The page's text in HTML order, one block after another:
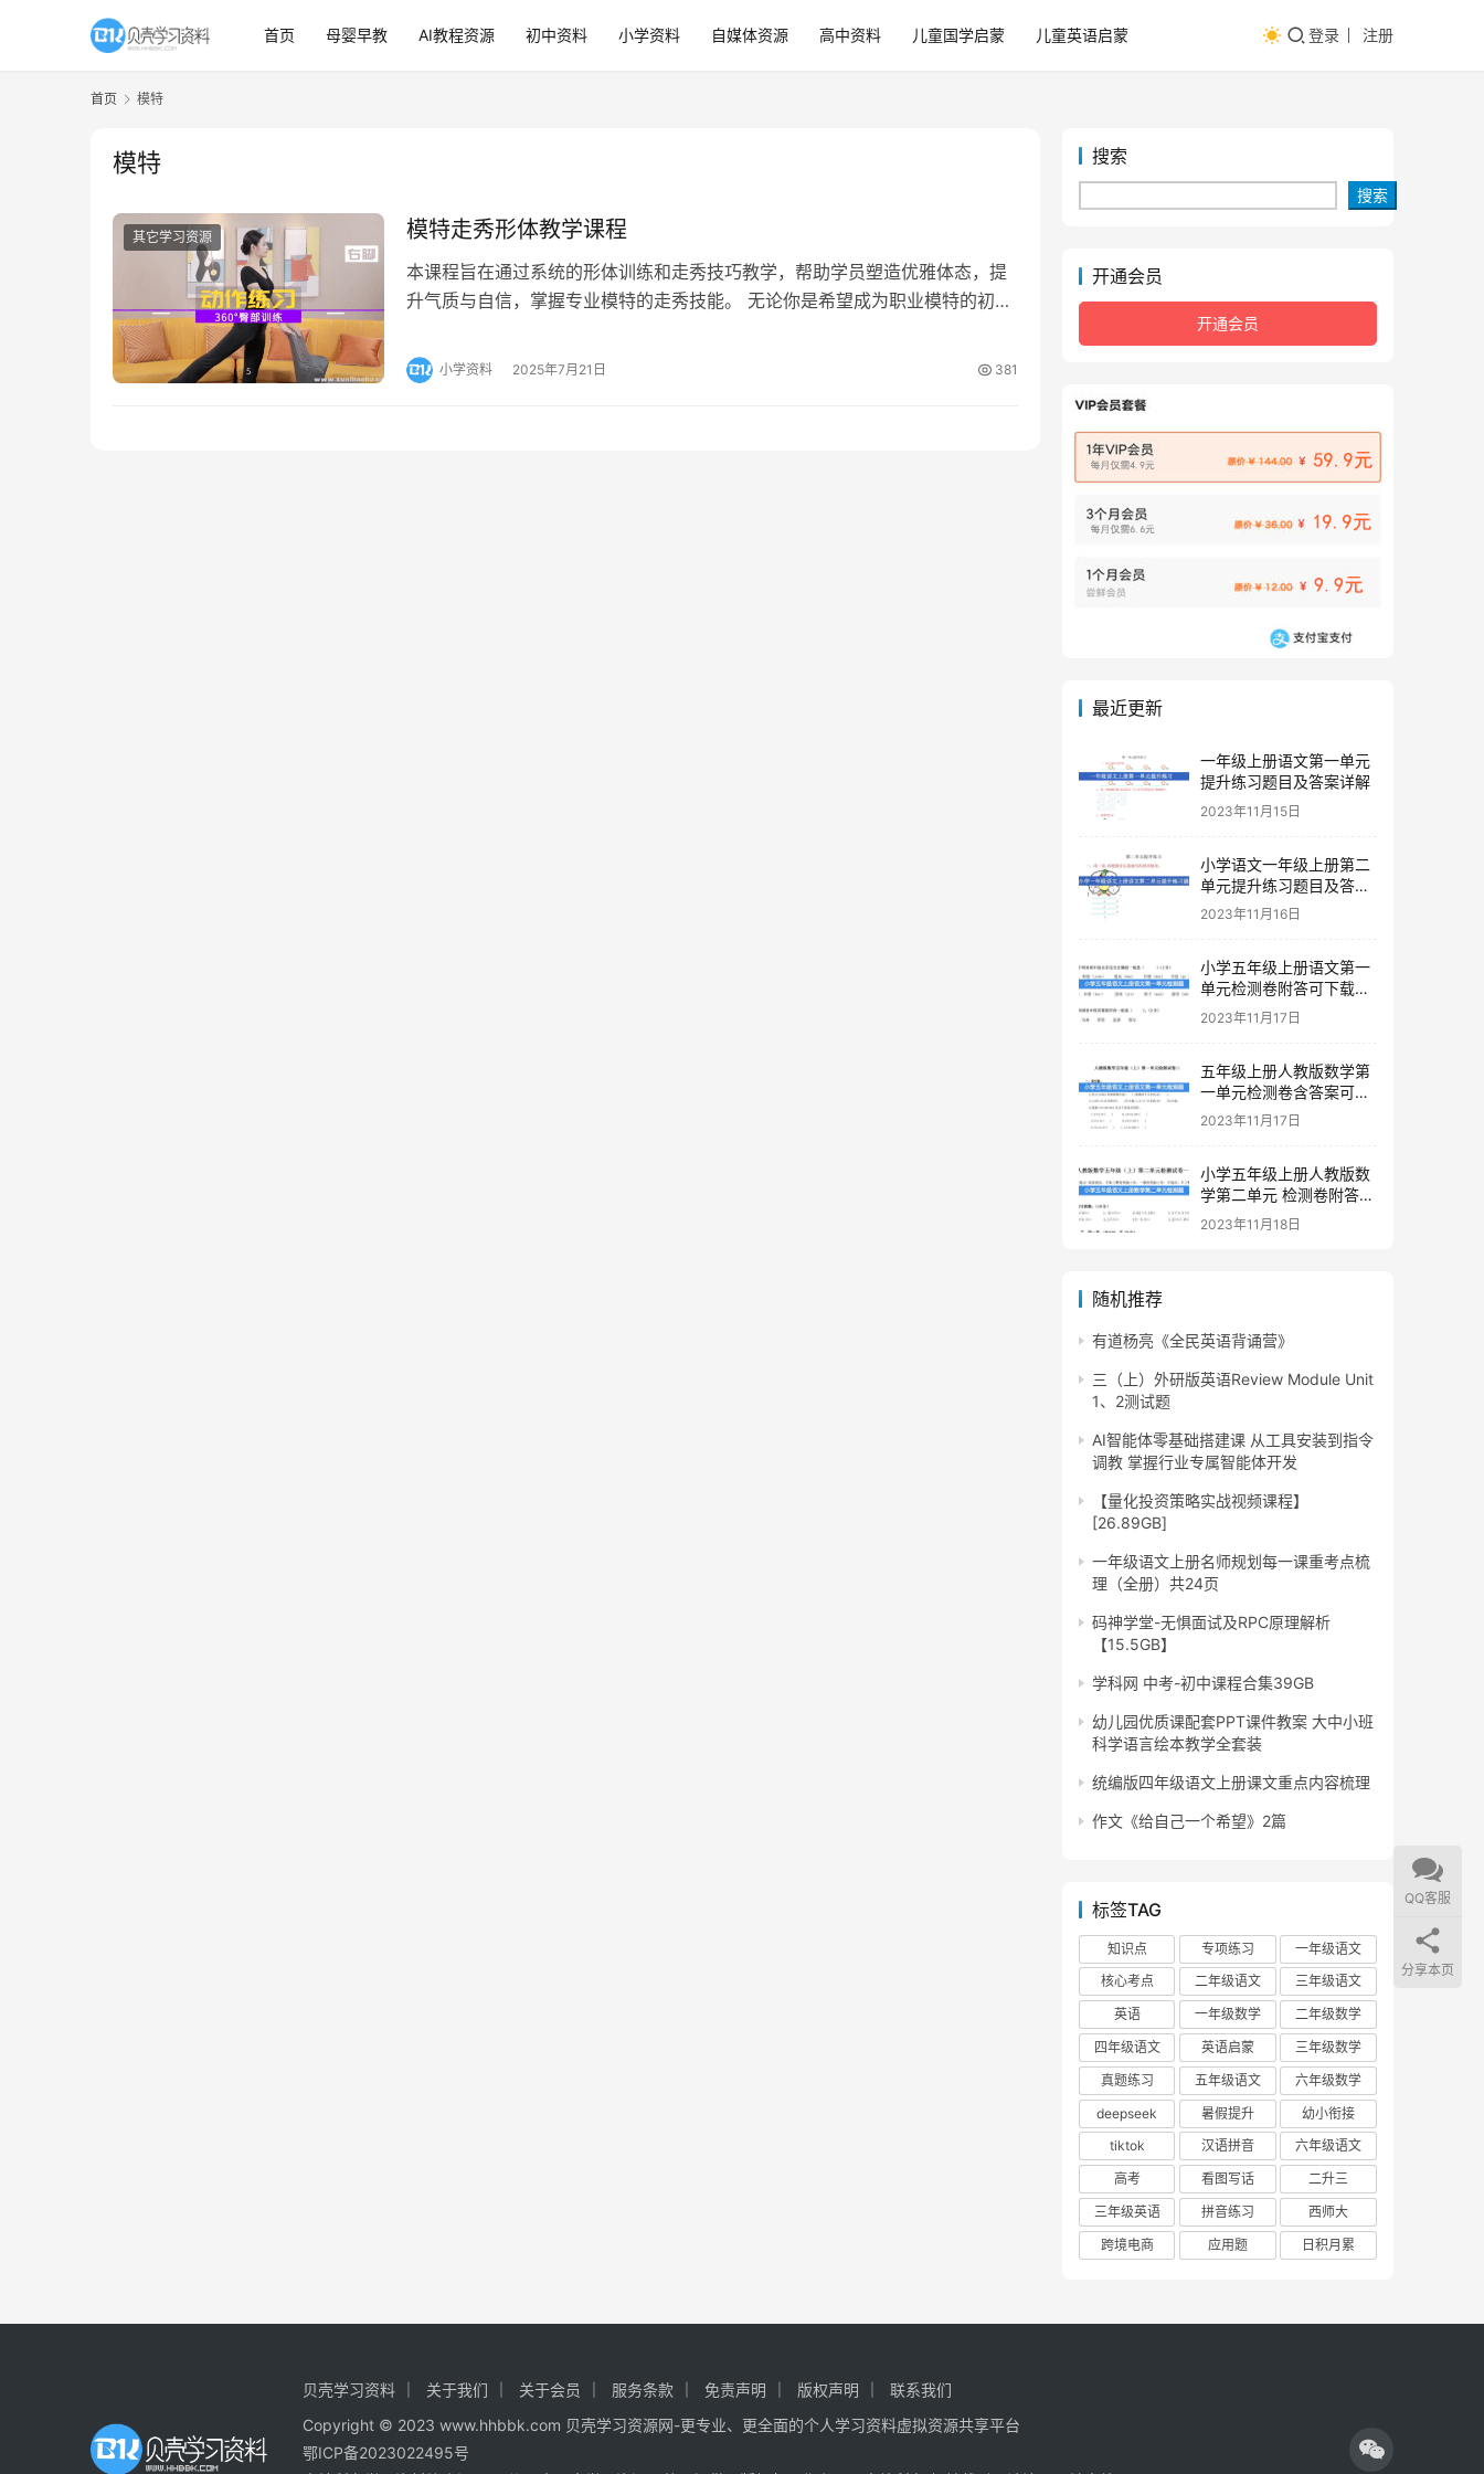
首页 母婴早教 AI教程资源 初中资料 小学资料 自媒体资源 高中资料 儿童国学启蒙 儿童英语启蒙 登录 注册
首页 模特
模特
其它学习资源 模特走秀形体教学课程
本课程旨在通过系统的形体训练和走秀技巧教学，帮助学员塑造优雅体态，提
升气质与自信，掌握专业模特的走秀技能。 无论你是希望成为职业模特的初学
小学资料 2025年7月21日 381
搜索
搜索
开通会员
开通会员
最近更新
一年级上册语文第一单元
提升练习题目及答案详解
2023年11月15日
小学语文一年级上册第二
单元提升练习题目及答案
下载
2023年11月16日
小学五年级上册语文第一
单元检测卷附答可下载打
印
2023年11月17日
五年级上册人教版数学第
一单元检测卷含答案可下
载打印
2023年11月17日
小学五年级上册人教版数
学第二单元 检测卷附答案
下载
2023年11月18日
随机推荐
有道杨亮《全民英语背诵营》
三（上）外研版英语Review Module Unit
1、2测试题
AI智能体零基础搭建课 从工具安装到指令
调教 掌握行业专属智能体开发
【量化投资策略实战视频课程】
[26.89GB]
一年级语文上册名师规划每一课重考点梳
理（全册）共24页
码神学堂-无惧面试及RPC原理解析
【15.5GB】
学科网 中考-初中课程合集39GB
幼儿园优质课配套PPT课件教案 大中小班
科学语言绘本教学全套装
统编版四年级语文上册课文重点内容梳理
作文《给自己一个希望》2篇
标签TAG
知识点 专项练习
一年级语文
核心考点
二年级语文
三年级语文
英语
一年级数学
二年级数学
四年级语文
英语启蒙
三年级数学
真题练习
五年级语文
六年级数学
deepseek
暑假提升
幼小衔接
tiktok
汉语拼音
六年级语文
高考
看图写话
二升三
三年级英语
拼音练习
西师大
跨境电商
应用题 日积月累
贝壳学习资料 关于我们 关于会员 服务条款 免责声明 版权声明
联系我们
Copyright © 2023 www.hhbbk.com 贝壳学习资源网-更专业、更全面的个人学习资料虚拟资源共享平台
鄂ICP备2023022495号
QQ客服
分享本页